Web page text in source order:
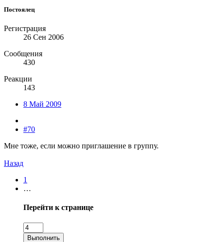
Постоялец
Регистрация
26 Сен 2006
Сообщения
430
Реакции
143
8 Май 2009
#70
Мне тоже, если можно приглашение в группу.
Назад
1
…
Перейти к странице
Выполнить